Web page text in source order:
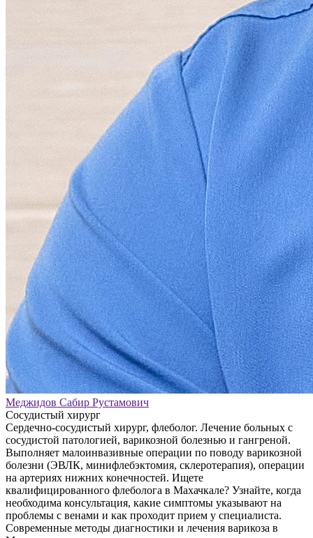
Меджидов Сабир Рустамович
Сосудистый хирург
Сердечно-сосудистый хирург, флеболог. Лечение больных с
сосудистой патологией, варикозной болезнью и гангреной.
Выполняет малоинвазивные операции по поводу варикозной
болезни (ЭВЛК, минифлебэктомия, склеротерапия), операции
на артериях нижних конечностей. Ищете
квалифицированного флеболога в Махачкале? Узнайте, когда
необходима консультация, какие симптомы указывают на
проблемы с венами и как проходит прием у специалиста.
Современные методы диагностики и лечения варикоза в